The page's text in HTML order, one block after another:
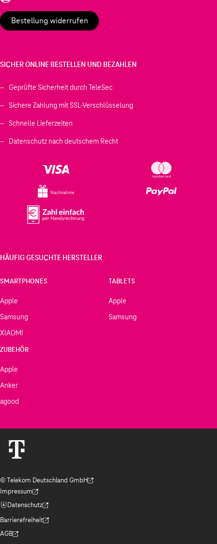
Bestellung widerrufen
SICHER ONLINE BESTELLEN UND BEZAHLEN
Geprüfte Sicherheit durch TeleSec
Sichere Zahlung mit SSL-Verschlüsselung
Schnelle Lieferzeiten
Datenschutz nach deutschem Recht
Nachnahme
HÄUFIG GESUCHTE HERSTELLER
SMARTPHONES
Apple
Samsung
XIAOMI
TABLETS
Apple
Samsung
ZUBEHÖR
Apple
Anker
agood
© Telekom Deutschland GmbH
(Der Link wird in einem neuen Tab geöffnet)
Impressum
(Der Link wird in einem neuen Tab geöffnet)
Datenschutz
(Der Link wird in einem neuen Tab geöffnet)
Barrierefreiheit
(Der Link wird in einem neuen Tab geöffnet)
AGB
(Der Link wird in einem neuen Tab geöffnet)